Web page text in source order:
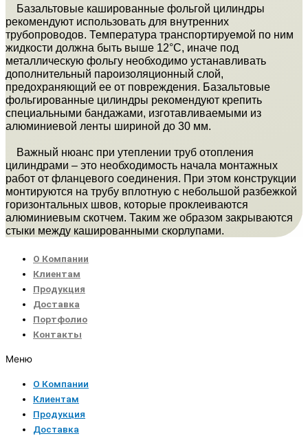
Базальтовые кашированные фольгой цилиндры
рекомендуют использовать для внутренних
трубопроводов. Температура транспортируемой по ним
жидкости должна быть выше 12°С, иначе под
металлическую фольгу необходимо устанавливать
дополнительный пароизоляционный слой,
предохраняющий ее от повреждения. Базальтовые
фольгированные цилиндры рекомендуют крепить
специальными бандажами, изготавливаемыми из
алюминиевой ленты шириной до 30 мм.
Важный нюанс при утеплении труб отопления
цилиндрами – это необходимость начала монтажных
работ от фланцевого соединения. При этом конструкции
монтируются на трубу вплотную с небольшой разбежкой
горизонтальных швов, которые проклеиваются
алюминиевым скотчем. Таким же образом закрываются
стыки между кашированными скорлупами.
О Компании
Клиентам
Продукция
Доставка
Портфолио
Контакты
Меню
О Компании
Клиентам
Продукция
Доставка